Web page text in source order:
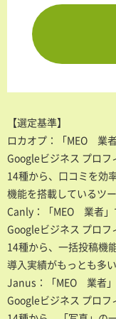
【選定基準】
ロカオプ：「MEO 業
Googleビジネス プロフ
14種から、口コミを効
機能を搭載しているツー
Canly：「MEO 業者」
Googleビジネス プロフ
14種から、一括投稿機
導入実績がもっとも多い
Janus：「MEO 業者」
Googleビジネス プロフ